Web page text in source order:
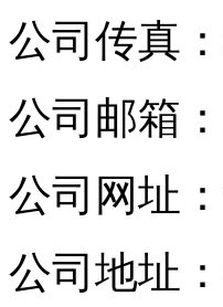
公司传真：
公司邮箱：
公司网址：
公司地址：